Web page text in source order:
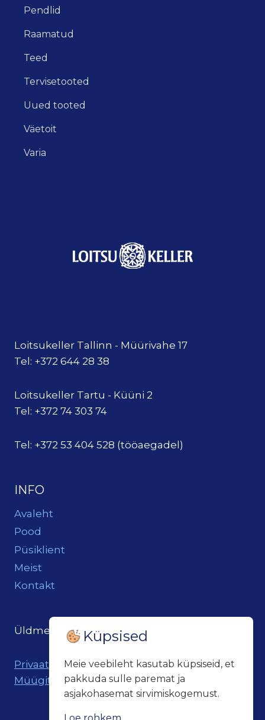
Pendlid
Raamatud
Teed
Tervisetooted
Uued tooted
Väetoit
Varia
Loitsukeller Tallinn - Müürivahe 17
Tel: +372 644 28 38
Loitsukeller Tartu - Küüni 2
Tel: +372 74 303 74
Tel: +372 53 404 528 (tööaegadel)
INFO
Avaleht
Pood
Püsiklient
Meist
Kontakt
Üldmeil: loits@loitsukeller.ee
Privaatsuspoliitika
Müügitingimused
Küpsised
Meie veebileht kasutab küpsiseid, et
pakkuda sulle paremat ja
asjakohasemat sirvimiskogemust.